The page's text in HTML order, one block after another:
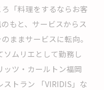
「料理をするならお客
もと、サービスからス
ままサービスに転向。
ムリエとして勤務し
ッツ・カールトン福岡
トラン 「VIRIDIS」な